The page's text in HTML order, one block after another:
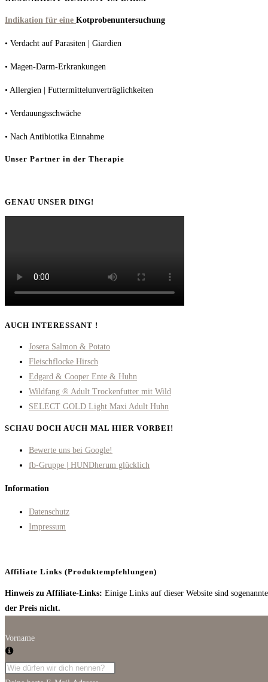
Indikation für eine Kotprobenuntersuchung
• Verdacht auf Parasiten | Giardien
• Magen-Darm-Erkrankungen
• Allergien | Futtermittelunverträglichkeiten
• Verdauungsschwäche
• Nach Antibiotika Einnahme
Unser Partner in der Therapie
GENAU UNSER DING!
AUCH INTERESSANT !
Josera Salmon & Potato
Fleischflocke Hirsch
Edgard & Cooper Ente & Huhn
Wildfang ® Adult Trockenfutter mit Wild
SELECT GOLD Light Maxi Adult Huhn
SCHAU DOCH AUCH MAL HIER VORBEI!
Bewerte uns bei Google!
in
fb-Gruppe | HUNDherum glücklich
Information
Datenschutz
Impressum
Affiliate Links (Produktempfehlungen)
Hinweis zu Affiliate-Links: Einige Links auf dieser Website sind
der Preis nicht.
Vorname